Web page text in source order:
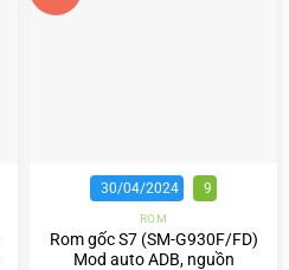
30/04/2024 9
ROM
Rom gốc S7 (SM-G930F/FD)
Mod auto ADB, nguồn